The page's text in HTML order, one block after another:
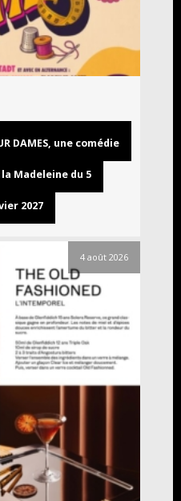
DAMES, une comédie
Madeleine du 5
2027
4 août 2026